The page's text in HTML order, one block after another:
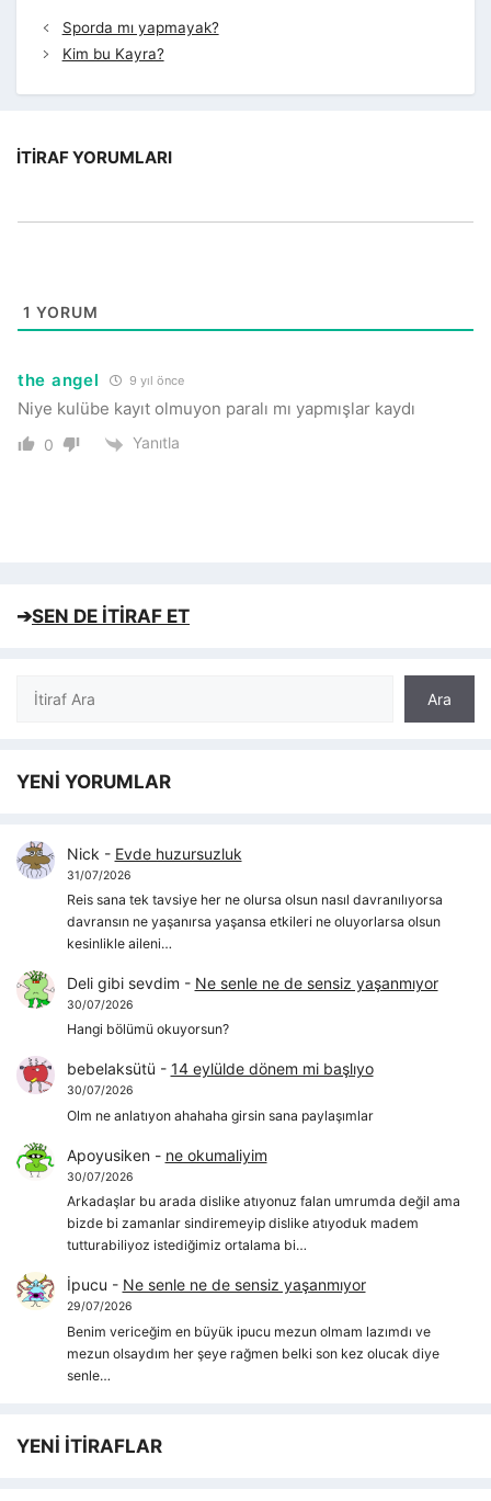
Sporda mı yapmayak?
Kim bu Kayra?
İTIRAF YORUMLARI
1 YORUM
the angel 9 yıl önce
Niye kulübe kayıt olmuyon paralı mı yapmışlar kaydı
0 Yanıtla
➔SEN DE İTİRAF ET
Ara
Ara
YENİ YORUMLAR
Nick - Evde huzursuzluk
31/07/2026
Reis sana tek tavsiye her ne olursa olsun nasıl davranılıyorsa
davransın ne yaşanırsa yaşansa etkileri ne oluyorlarsa olsun
kesinlikle aileni…
Deli gibi sevdim - Ne senle ne de sensiz yaşanmıyor
30/07/2026
Hangi bölümü okuyorsun?
bebelaksütü - 14 eylülde dönem mi başlıyo
30/07/2026
Olm ne anlatıyon ahahaha girsin sana paylaşımlar
Apoyusiken- ne okumaliyim
30/07/2026
Arkadaşlar bu arada dislike atıyonuz falan umrumda değil ama
bizde bi zamanlar sindiremeyip dislike atıyoduk madem
tutturabiliyoz istediğimiz ortalama bi…
İpucu - Ne senle ne de sensiz yaşanmıyor
29/07/2026
Benim vericeğim en büyük ipucu mezun olmam lazımdı ve
mezun olsaydım her şeye rağmen belki son kez olucak diye
senle…
YENİ İTİRAFLAR